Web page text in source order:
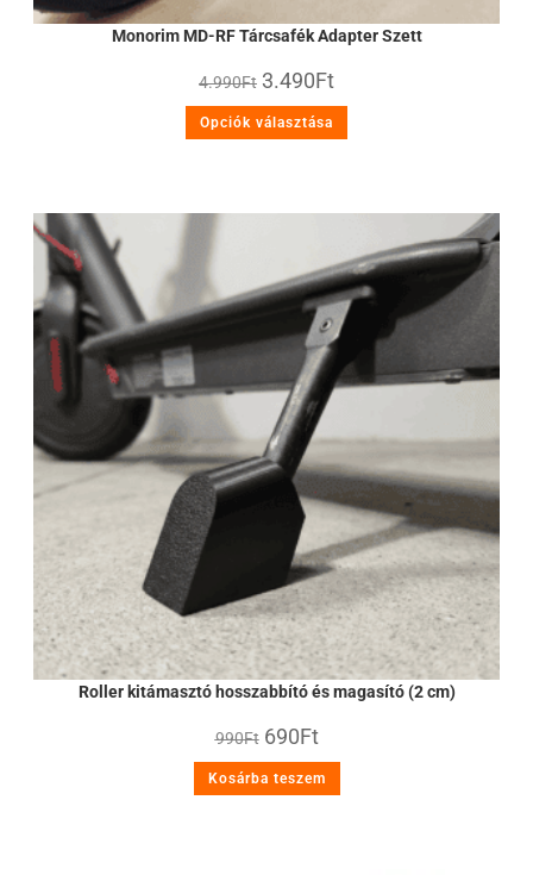
Monorim MD-RF Tárcsafék Adapter Szett
4.990Ft 3.490Ft
Opciók választása
Roller kitámasztó hosszabbító és magasító (2 cm)
990Ft 690Ft
Kosárba teszem